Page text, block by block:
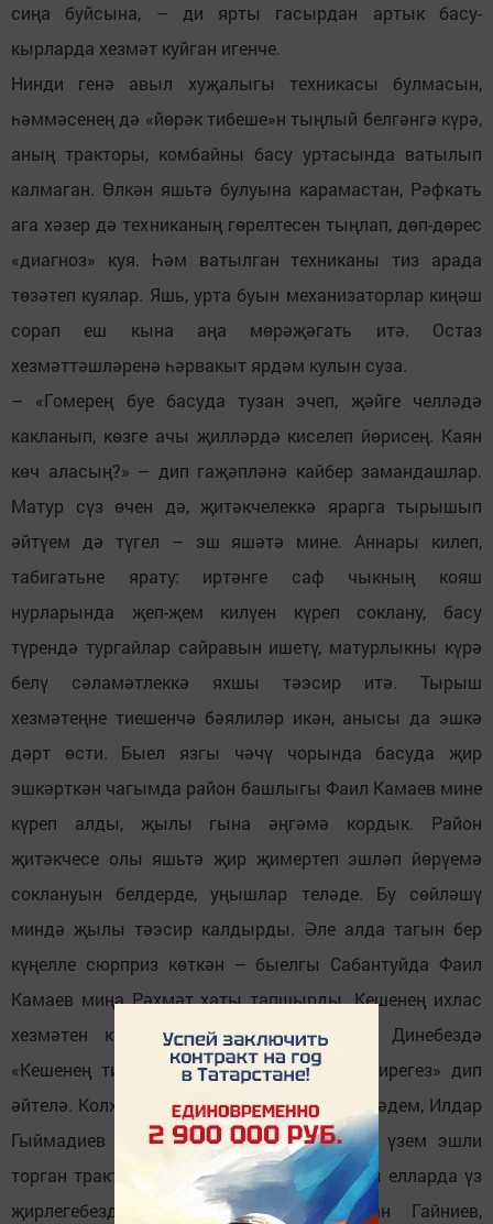
сиңа буйсына, – ди ярты гасырдан артык басу-
кырларда хезмәт куйган игенче.
Нинди генә авыл хуҗалыгы техникасы булмасын,
һәммәсенең дә «йөрәк тибеше»н тыңлый белгәнгә күрә,
аның тракторы, комбайны басу уртасында ватылып
калмаган. Өлкән яшьтә булуына карамастан, Рәфкать
ага хәзер дә техниканың гөрелтесен тыңлап, дөп-дөрес
«диагноз» куя. Һәм ватылган техниканы тиз арада
төзәтеп куялар. Яшь, урта буын механизаторлар киңәш
сорап еш кына аңа мөрәҗәгать итә. Остаз
хезмәттәшләренә һәрвакыт ярдәм кулын суза.
– «Гомерең буе басуда тузан эчеп, җәйге челләдә
какланып, көзге ачы җилләрдә киселеп йөрисең. Каян
көч аласың?» – дип гаҗәпләнә кайбер замандашлар.
Матур сүз өчен дә, җитәкчелеккә ярарга тырышып
әйтүем дә түгел – эш яшәтә мине. Аннары килеп,
табигатьне ярату: иртәнге саф чыкның кояш
нурларында җеп-җем килүен күреп соклану, басу
түрендә тургайлар сайравын ишетү, матурлыкны күрә
белү сәламәтлеккә яхшы тәэсир итә. Тырыш
хезмәтеңне тиешенчә бәялиләр икән, анысы да эшкә
дәрт өсти. Быел язгы чәчү чорында басуда җир
эшкәрткән чагымда район башлыгы Фаил Камаев мине
күреп алды, җылы гына әңгәмә кордык. Район
җитәкчесе олы яшьтә җир җимертеп эшләп йөрүемә
соклануын белдерде, уңышлар теләде. Бу сөйләшү
миндә җылы тәэсир калдырды. Әле алда тагын бер
күңелле сюрприз көткән – быелгы Сабантуйда Фаил
Камаев миңа Рәхмәт хаты тапшырды. Кешенең ихлас
хезмәтен күрә белү – матур сыйфат. Динебездә
«Кешенең тире кипкәнче хезмәтенә бәя бирегез» дип
әйтелә. Колхоз таралгач агрофирмада эшләдем, Илдар
Гыймадиев намуслы хезмәтемне бәяләп, үзем эшли
торган тракторны бүләк итеп бирде. Соңгы елларда үз
җирлегебездәге КФХда эшлим. Раушан Гайниев,